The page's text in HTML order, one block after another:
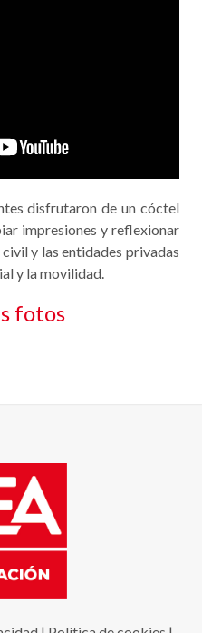
disfrutaron de un cóctel
impresiones y reflexionar
y las entidades privadas
y la movilidad.
fotos